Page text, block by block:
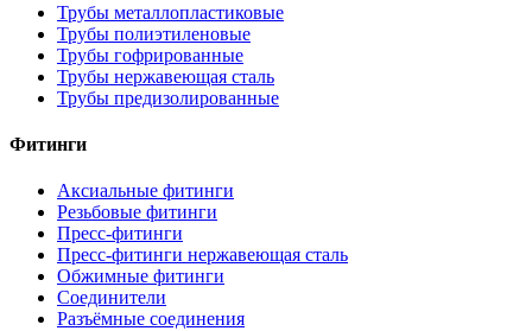
Трубы металлопластиковые
Трубы полиэтиленовые
Трубы гофрированные
Трубы нержавеющая сталь
Трубы предизолированные
Фитинги
Аксиальные фитинги
Резьбовые фитинги
Пресс-фитинги
Пресс-фитинги нержавеющая сталь
Обжимные фитинги
Соединители
Разъёмные соединения